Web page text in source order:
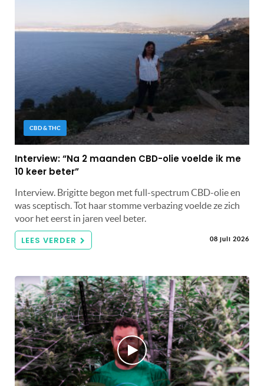
CBD & THC
Interview: “Na 2 maanden CBD-olie voelde ik me
10 keer beter”
Interview. Brigitte begon met full-spectrum CBD-olie en
was sceptisch. Tot haar stomme verbazing voelde ze zich
voor het eerst in jaren veel beter.
LEES VERDER 08 juli 2026